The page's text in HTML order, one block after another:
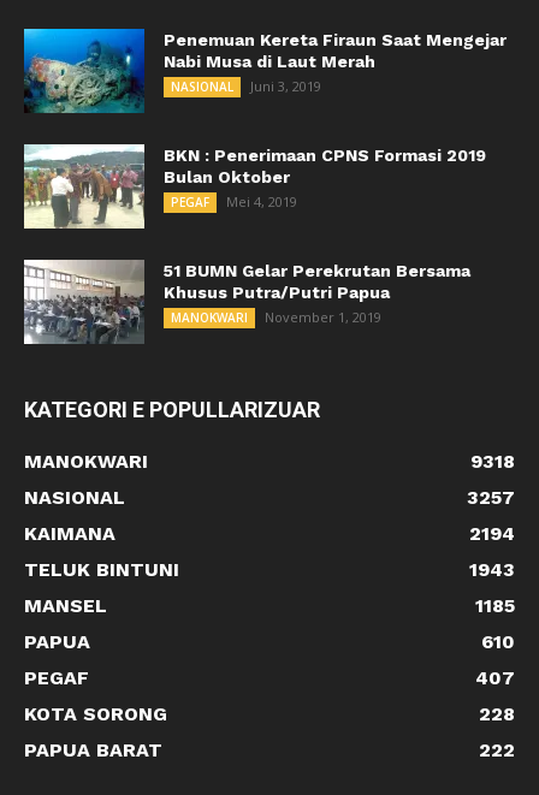
Penemuan Kereta Firaun Saat Mengejar
Nabi Musa di Laut Merah
NASIONAL Juni 3, 2019
BKN : Penerimaan CPNS Formasi 2019
Bulan Oktober
PEGAF Mei 4, 2019
51 BUMN Gelar Perekrutan Bersama
Khusus Putra/Putri Papua
MANOKWARI November 1, 2019
KATEGORI E POPULLARIZUAR
MANOKWARI
9318
NASIONAL
3257
KAIMANA
2194
TELUK BINTUNI
1943
MANSEL
1185
PAPUA
610
PEGAF
407
KOTA SORONG
228
PAPUA BARAT
222